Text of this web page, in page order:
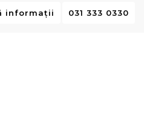
informații 031 333 0330